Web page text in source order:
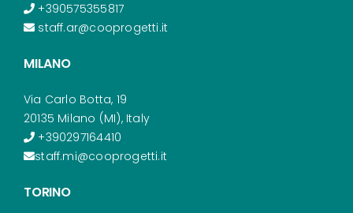
+390575355817
staff.ar@cooprogetti.it
MILANO
Via Carlo Botta, 19
20135 Milano (MI), Italy
+390297164410
staff.mi@cooprogetti.it
TORINO